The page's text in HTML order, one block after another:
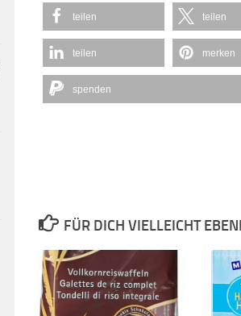
teilen teilen
teilen merken
spenden
FÜR DICH VIELLEICHT